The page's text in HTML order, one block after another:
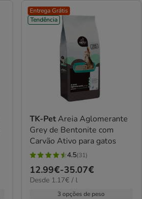
Entrega Grátis
Tendência
TK-PetAreia Aglomerante
Grey de Bentonite com
Carvão Ativo para gatos
4.5
estrelas
com
4.5(31)
Preço
de
12.99€-35.07€
1.17€
Desde 1.17€ / l
3 opções de peso